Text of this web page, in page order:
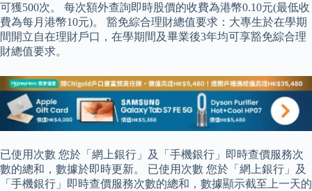
可獲500次。 每次額外查詢即時股價的收費為港幣0.10元(最低收
費為每月港幣10元)。 豁免綜合理財總值要求：大專生於在學期
間開立自在理財戶口，在學期間及畢業後3年均可享豁免綜合理
財總值要求。
已使用次數 您於「網上銀行」及「手機銀行」即時查價服務次
數的總和，數據於即時更新。 已使用次數 您於「網上銀行」及
「手機銀行」即時查價服務次數的總和，數據顯示截至上一天的